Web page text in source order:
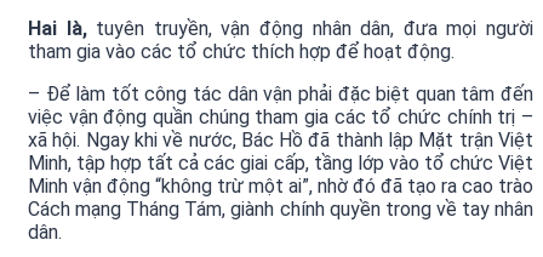
Hai là,tuyên truyền, vận động nhân dân, đưa mọi người
tham gia vào các tổ chức thích hợp để hoạt động.
– Để làm tốt công tác dân vận phải đặc biệt quan tâm đến
việc vận động quần chúng tham gia các tổ chức chính trị –
xã hội. Ngay khi về nước, Bác Hồ đã thành lập Mặt trận Việt
Minh, tập hợp tất cả các giai cấp, tầng lớp vào tổ chức Việt
Minh vận động “không trừ một ai”, nhờ đó đã tạo ra cao trào
Cách mạng Tháng Tám, giành chính quyền trong về tay nhân
dân.